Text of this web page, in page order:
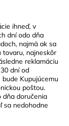
ihneď, v
dní odo dňa
najmä ak sa
tovaru, najneskôr
reklamáciu
dní od
Kupujúcemu
poštou.
dňa doručenia
sa nedohodne